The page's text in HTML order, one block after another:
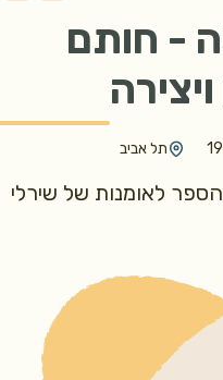
- חותם
תל אביב
לאומנות של שירלי